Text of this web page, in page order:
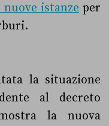
istanze per
la situazione
al decreto
la nuova